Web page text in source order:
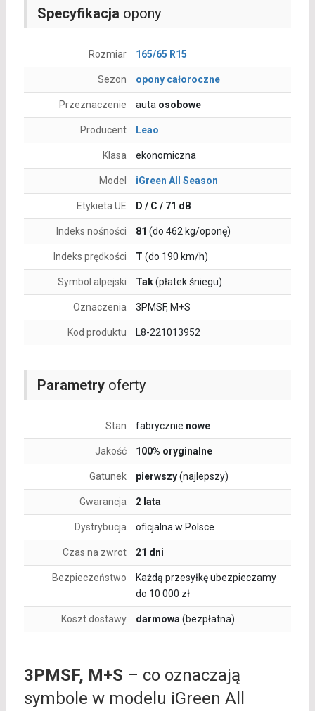
Parametryoferty
Stan fabrycznie nowe
Jakość 100% oryginalne
Gatunek pierwszy(najlepszy)
Gwarancja 2 lata
Dystrybucja oficjalna w Polsce
Czas na zwrot 21 dni
Bezpieczeństwo
Każdą przesyłkę ubezpieczamy
do 10 000 zł
Koszt dostawy darmowa (bezpłatna)
Specyfikacja opony
Rozmiar 165/65 R15
Sezon opony całoroczne
Przeznaczenie auta osobowe
Producent Leao
Klasa ekonomiczna
Model iGreen All Season
Etykieta UE D / C / 71 dB
Indeks nośności 81 (do 462 kg/oponę)
Indeks prędkości T (do 190 km/h)
Symbol alpejski Tak(płatek śniegu)
Oznaczenia 3PMSF, M+S
Kod produktu L8-221013952
3PMSF, M+S – co oznaczają
symbole w modelu iGreen All